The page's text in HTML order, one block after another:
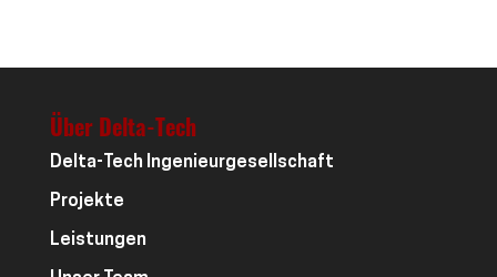
Über Delta-Tech
Delta-Tech Ingenieurgesellschaft
Projekte
Leistungen